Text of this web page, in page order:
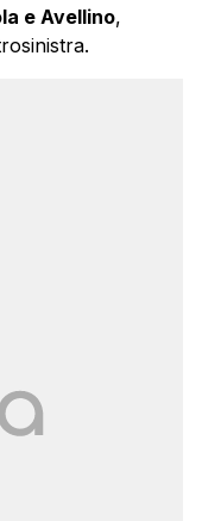
e Avellino,